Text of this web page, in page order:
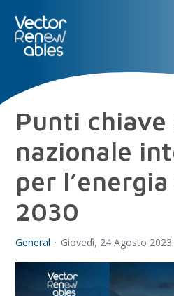
Punti chiave
nazionale
per
2030
General Giovedì, 24 Agosto 2023